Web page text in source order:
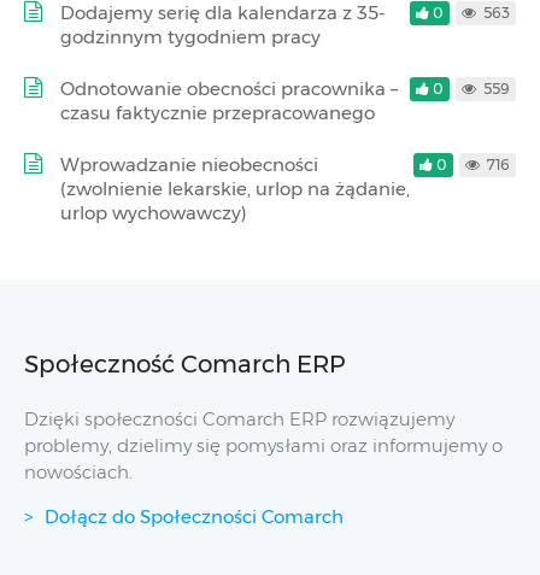
Dodajemy serię dla kalendarza z 35-
godzinnym tygodniem pracy
0 563
Odnotowanie obecności pracownika –
czasu faktycznie przepracowanego
0 559
Wprowadzanie nieobecności
(zwolnienie lekarskie, urlop na żądanie,
urlop wychowawczy)
0 716
Społeczność Comarch ERP
Dzięki społeczności Comarch ERP rozwiązujemy
problemy, dzielimy się pomysłami oraz informujemy o
nowościach.
Dołącz do Społeczności Comarch